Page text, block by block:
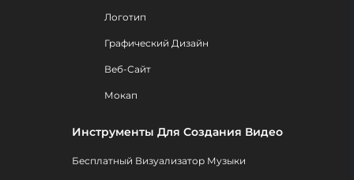
Логотип
Графический Дизайн
Веб-Сайт
Мокап
Инструменты Для Создания Видео
Бесплатный Визуализатор Музыки